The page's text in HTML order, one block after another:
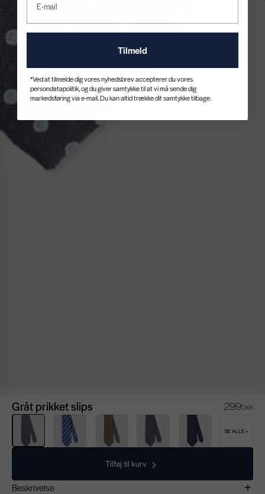
Gråt prikket slips 299DKK
SE ALLE +
Tilføj til kurv
Beskrivelse
Tilmeld
*Ved at tilmelde dig vores nyhedsbrev accepterer du vores
persondatapolitik, og du giver samtykke til at vi må sende dig
markedsføring via e-mail. Du kan altid trække dit samtykke tilbage.